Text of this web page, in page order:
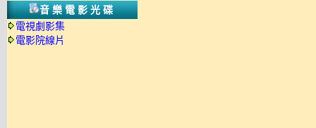
音樂電影光碟
電視劇影集
電影院線片